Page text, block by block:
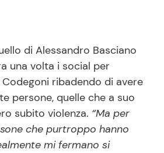
di Alessandro Basciano
una volta i social per
ribadendo di avere
persone, quelle che a suo
subito violenza. “Ma per
che purtroppo hanno
mi fermano si